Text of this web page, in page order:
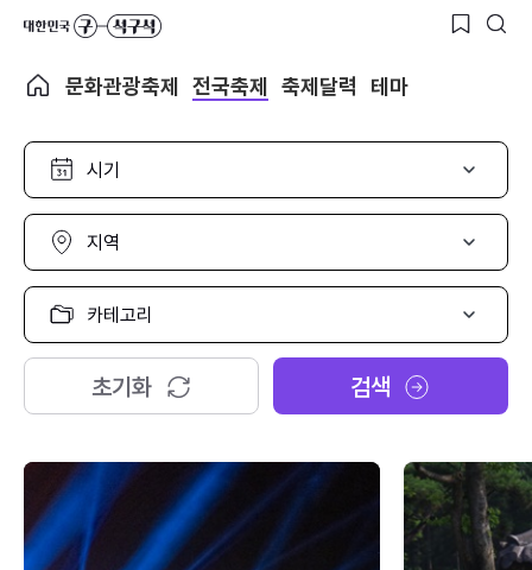
문화관광축제 전국축제 축제달력 테마
시
선
택
지
선
택
카
고
리
택
초기화 검색